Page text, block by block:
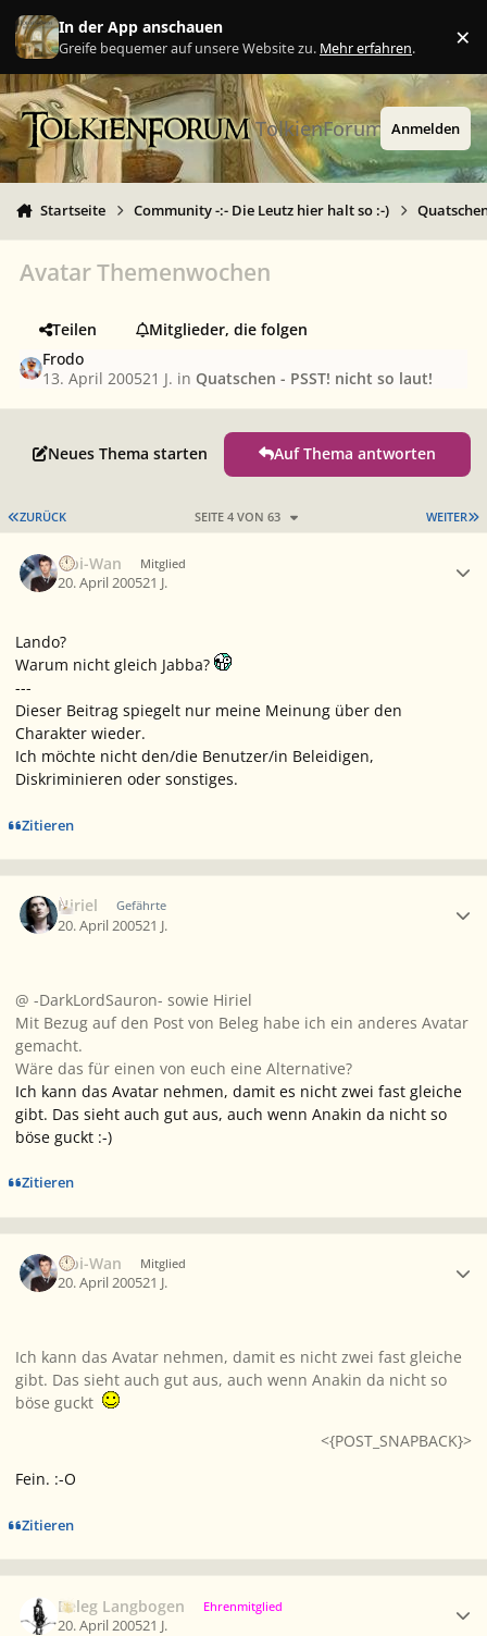
Zu Inhalt springen
In der App anschauen
Greife bequemer auf unsere Website zu. Mehr erfahren. ×
TolkienForum Anmelden
Startseite Community -:- Die Leutz hier halt so :-)
Avatar Themenwochen
Teilen
Mitglieder, die folgen
Frodo
13. April 200521 J. in Quatschen - PSST! nicht so laut!
Neues Thema starten Auf Thema antworten
ERSTE SEITE
ZURÜCK WEITER
SEITE 4 VON 63
Obi-Wan Mitglied
20. April 200521 J.
Lando?
Warum nicht gleich Jabba?
---
Dieser Beitrag spiegelt nur meine Meinung über den
Charakter wieder.
Ich möchte nicht den/die Benutzer/in Beleidigen,
Diskriminieren oder sonstiges.
Zitieren
Hiriel Gefährte
20. April 200521 J.
@ -DarkLordSauron- sowie Hiriel
Mit Bezug auf den Post von Beleg habe ich ein anderes Avatar
gemacht.
Wäre das für einen von euch eine Alternative?
Ich kann das Avatar nehmen, damit es nicht zwei fast gleiche
gibt. Das sieht auch gut aus, auch wenn Anakin da nicht so
böse guckt :-)
Zitieren
Obi-Wan Mitglied
20. April 200521 J.
Ich kann das Avatar nehmen, damit es nicht zwei fast gleiche
gibt. Das sieht auch gut aus, auch wenn Anakin da nicht so
böse guckt
<{POST_SNAPBACK}>
Fein. :-O
Zitieren
Beleg Langbogen Ehrenmitglied
20. April 200521 J.